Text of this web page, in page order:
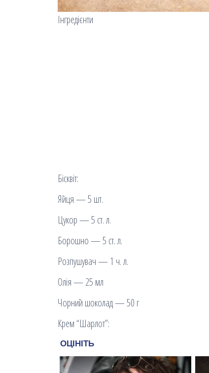
Інгредієнти
Бісквіт:
Яйця — 5 шт.
Цукор — 5 ст. л.
Борошно — 5 ст. л.
Розпушувач — 1 ч. л.
Олія — 25 мл
Чорний шоколад — 50 г
Крем “Шарлот”: